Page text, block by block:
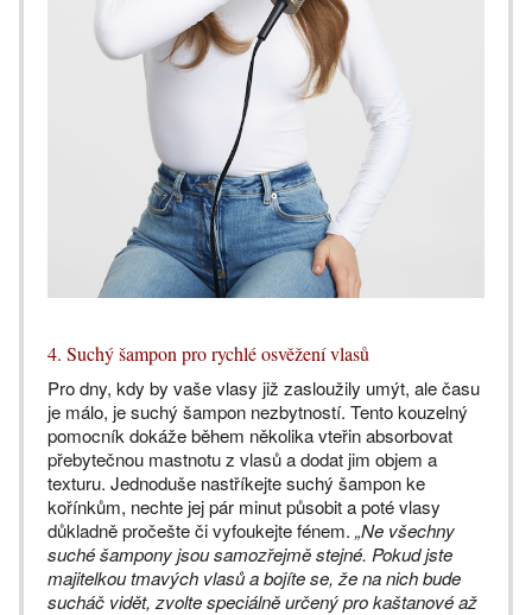
4. Suchý šampon pro rychlé osvěžení vlasů
Pro dny, kdy by vaše vlasy již zasloužily umýt, ale času
je málo, je suchý šampon nezbytností. Tento kouzelný
pomocník dokáže během několika vteřin absorbovat
přebytečnou mastnotu z vlasů a dodat jim objem a
texturu. Jednoduše nastříkejte suchý šampon ke
kořínkům, nechte jej pár minut působit a poté vlasy
důkladně pročešte či vyfoukejte fénem. „Ne všechny
suché šampony jsou samozřejmě stejné. Pokud jste
majitelkou tmavých vlasů a bojíte se, že na nich bude
sucháč vidět, zvolte speciálně určený pro kaštanové až